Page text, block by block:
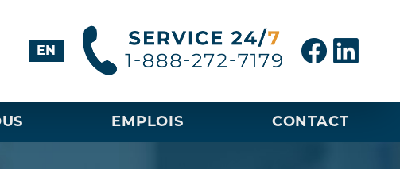
EN
EMPLOIS CONTACT